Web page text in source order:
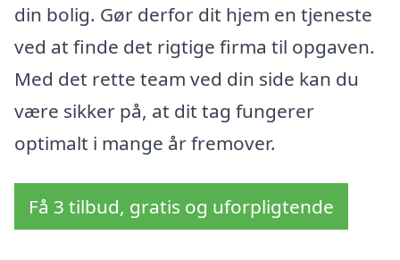
din bolig. Gør derfor dit hjem en tjeneste
ved at finde det rigtige firma til opgaven.
Med det rette team ved din side kan du
være sikker på, at dit tag fungerer
optimalt i mange år fremover.
Få 3 tilbud, gratis og uforpligtende